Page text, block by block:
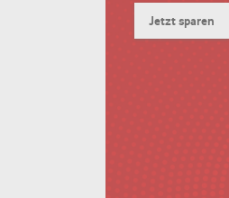
Jetzt sparen